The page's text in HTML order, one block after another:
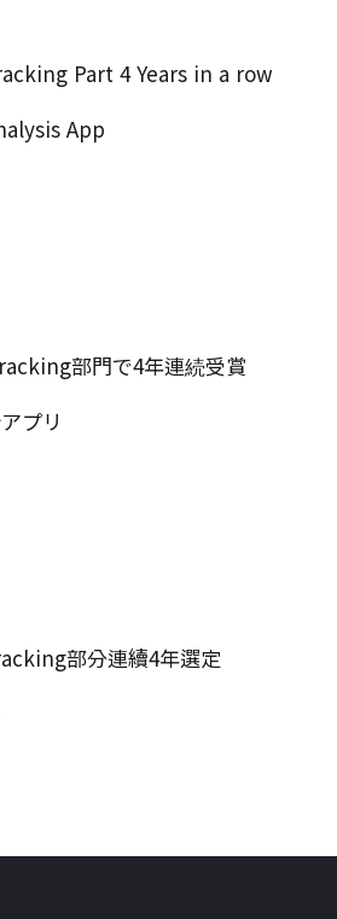
Part 4 Years in a row
App
部門で4年連続受賞
プリ
部分連續4年選定